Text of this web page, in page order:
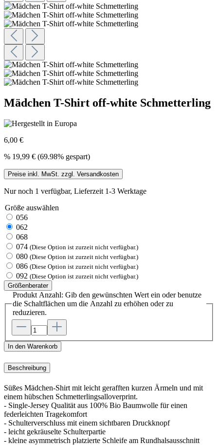
Mädchen T-Shirt off-white Schmetterling
6,00 €
% 19,99 € (69.98% gespart)
Preise inkl. MwSt. zzgl. Versandkosten
Nur noch 1 verfügbar, Lieferzeit 1-3 Werktage
Größe auswählen
056
062
068
074 (Diese Option ist zurzeit nicht verfügbar.)
080 (Diese Option ist zurzeit nicht verfügbar.)
086 (Diese Option ist zurzeit nicht verfügbar.)
092 (Diese Option ist zurzeit nicht verfügbar.)
Größenberater
Produkt Anzahl: Gib den gewünschten Wert ein oder benutze
die Schaltflächen um die Anzahl zu erhöhen oder zu
reduzieren.
In den Warenkorb
Beschreibung
Süßes Mädchen-Shirt mit leicht gerafften kurzen Ärmeln und mit
einem hübschen Schmetterlingsalloverprint.
- Single-Jersey Qualität aus 100% Bio Baumwolle für einen
federleichten Tragekomfort
- Schulterverschluss mit einem sichtbaren Druckknopf
- leicht gekräuselte Schulterpartie
- kleine asymmetrisch platzierte Schleife am Rundhalsausschnitt